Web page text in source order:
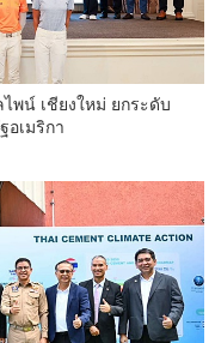
พน์ เชียงใหม่ ยกระดับ
อเมริกา